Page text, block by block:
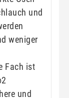
und
weniger
Fach ist
und